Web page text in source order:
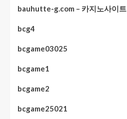
bauhutte-g.com – 카지노사이트
bcg4
bcgame03025
bcgame1
bcgame2
bcgame25021